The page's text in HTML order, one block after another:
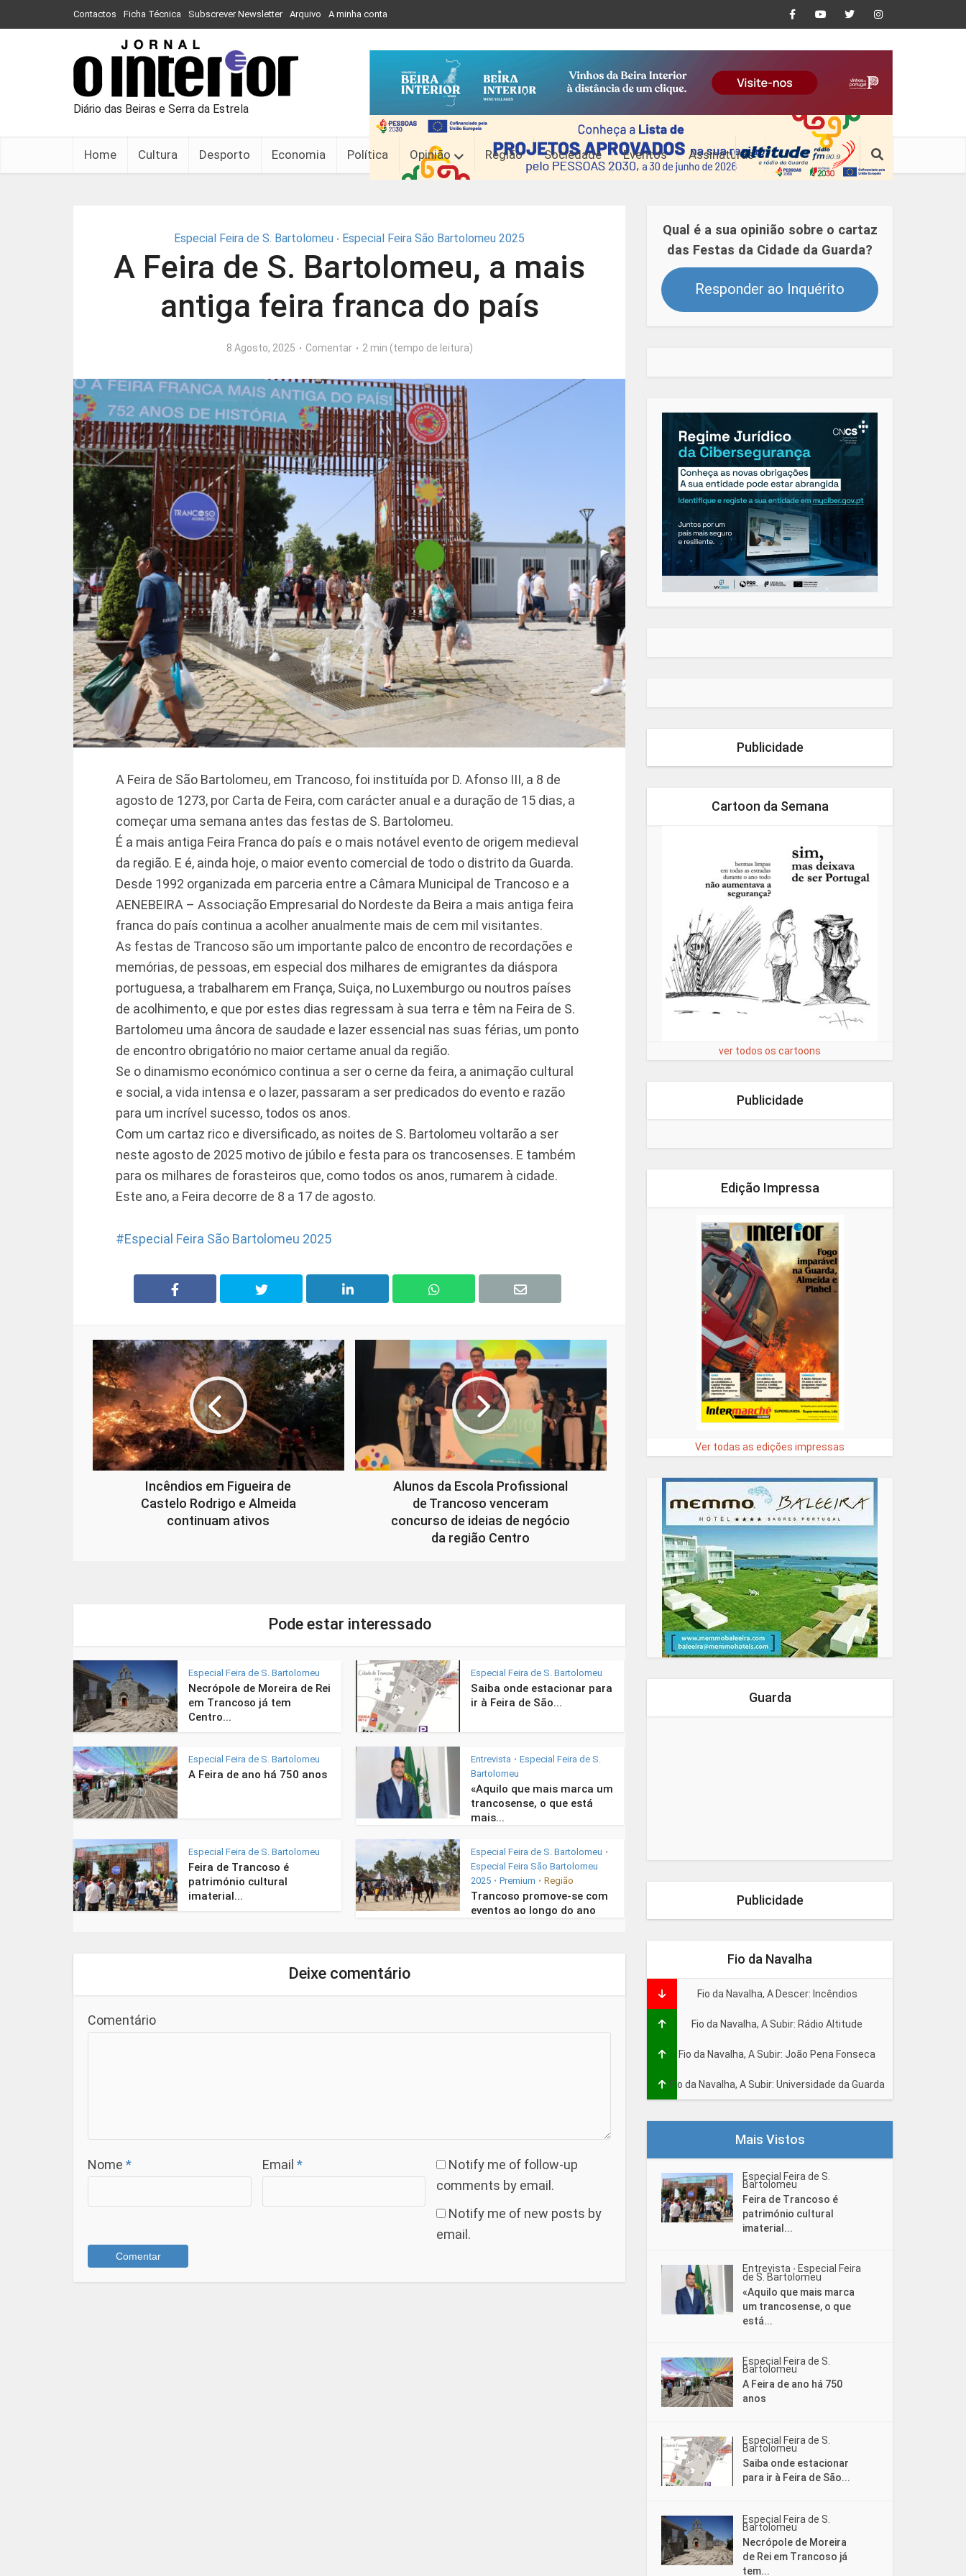
Contactos Ficha Técnica Subscrever Newsletter Arquivo A minha conta
Diário das Beiras e Serra da Estrela
Home Cultura Desporto Economia Política Opinião Região Sociedade Eventos Assinaturas
Especial Feira de S. Bartolomeu • Especial Feira São Bartolomeu 2025
A Feira de S. Bartolomeu, a mais
antiga feira franca do país
8 Agosto, 2025 Comentar 2 min (tempo de leitura)
A Feira de São Bartolomeu, em Trancoso, foi instituída por D. Afonso III, a 8 de
agosto de 1273, por Carta de Feira, com carácter anual e a duração de 15 dias, a
começar uma semana antes das festas de S. Bartolomeu.
É a mais antiga Feira Franca do país e o mais notável evento de origem medieval
da região. E é, ainda hoje, o maior evento comercial de todo o distrito da Guarda.
Desde 1992 organizada em parceria entre a Câmara Municipal de Trancoso e a
AENEBEIRA – Associação Empresarial do Nordeste da Beira a mais antiga feira
franca do país continua a acolher anualmente mais de cem mil visitantes.
As festas de Trancoso são um importante palco de encontro de recordações e
memórias, de pessoas, em especial dos milhares de emigrantes da diáspora
portuguesa, a trabalharem em França, Suiça, no Luxemburgo ou noutros países
de acolhimento, e que por estes dias regressam à sua terra e têm na Feira de S.
Bartolomeu uma âncora de saudade e lazer essencial nas suas férias, um ponto
de encontro obrigatório no maior certame anual da região.
Se o dinamismo económico continua a ser o cerne da feira, a animação cultural
e social, a vida intensa e o lazer, passaram a ser predicados do evento e razão
para um incrível sucesso, todos os anos.
Com um cartaz rico e diversificado, as noites de S. Bartolomeu voltarão a ser
neste agosto de 2025 motivo de júbilo e festa para os trancosenses. E também
para os milhares de forasteiros que, como todos os anos, rumarem à cidade.
Este ano, a Feira decorre de 8 a 17 de agosto.
Especial Feira São Bartolomeu 2025
Incêndios em Figueira de
Castelo Rodrigo e Almeida
continuam ativos
Alunos da Escola Profissional
de Trancoso venceram
concurso de ideias de negócio
da região Centro
Pode estar interessado
Especial Feira de S. Bartolomeu
Necrópole de Moreira de Rei
em Trancoso já tem
Centro...
Especial Feira de S. Bartolomeu
Saiba onde estacionar para
ir à Feira de São...
Especial Feira de S. Bartolomeu
A Feira de ano há 750 anos
Entrevista • Especial Feira de S.
Bartolomeu
«Aquilo que mais marca um
trancosense, o que está
mais...
Especial Feira de S. Bartolomeu
Feira de Trancoso é
património cultural
imaterial...
Especial Feira de S. Bartolomeu •
Especial Feira São Bartolomeu
2025 • Premium • Região
Trancoso promove-se com
eventos ao longo do ano
Deixe comentário
Comentário
Nome * Email *
Notify me of follow-up
comments by email.
Notify me of new posts by
email.
Qual é a sua opinião sobre o cartaz
das Festas da Cidade da Guarda?
Responder ao Inquérito
Publicidade
Cartoon da Semana
ver todos os cartoons
Publicidade
Edição Impressa
Ver todas as edições impressas
Guarda
Publicidade
Fio da Navalha
Fio da Navalha, A Descer: Incêndios
Fio da Navalha, A Subir: Rádio Altitude
Fio da Navalha, A Subir: João Pena Fonseca
Fio da Navalha, A Subir: Universidade da Guarda
Mais Vistos
Especial Feira de S.
Bartolomeu
Feira de Trancoso é
património cultural
imaterial...
Entrevista • Especial Feira
de S. Bartolomeu
«Aquilo que mais marca
um trancosense, o que
está...
Especial Feira de S.
Bartolomeu
A Feira de ano há 750
anos
Especial Feira de S.
Bartolomeu
Saiba onde estacionar
para ir à Feira de São...
Especial Feira de S.
Bartolomeu
Necrópole de Moreira
de Rei em Trancoso já
tem...